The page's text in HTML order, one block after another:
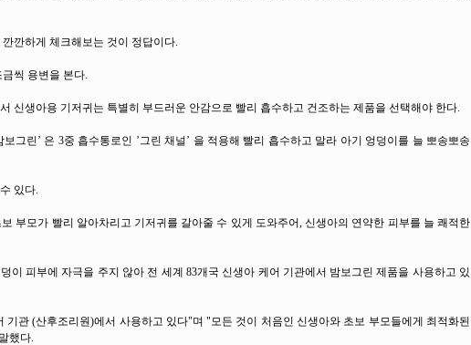
깐하게 체크해보는 것이 정답이다.
씩 용변을 본다.
신생아용 기저귀는 특별히 부드러운 안감으로 빨리 흡수하고 건조하는 제품을 선택해야 한다.
그린’ 은 3중 흡수통로인 ’그린 채널’ 을 적용해 빨리 흡수하고 말라 아기 엉덩이를 늘 뽀송뽀송
있다.
부모가 빨리 알아차리고 기저귀를 갈아줄 수 있게 도와주어, 신생아의 연약한 피부를 늘 쾌적한
이 피부에 자극을 주지 않아 전 세계 83개국 신생아 케어 기관에서 밤보그린 제품을 사용하고 있
관 (산후조리원)에서 사용하고 있다"며 "모든 것이 처음인 신생아와 초보 부모들에게 최적화된
했다.